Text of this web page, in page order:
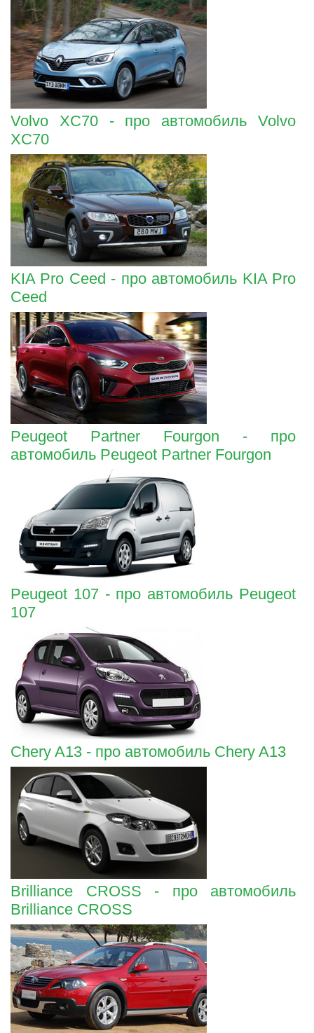
Volvo XC70 - про автомобиль Volvo
XC70
KIA Pro Ceed - про автомобиль KIA Pro
Ceed
Peugeot Partner Fourgon - про
автомобиль Peugeot Partner Fourgon
Peugeot 107 - про автомобиль Peugeot
107
Chery A13 - про автомобиль Chery A13
Brilliance CROSS - про автомобиль
Brilliance CROSS